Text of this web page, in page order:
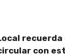
con